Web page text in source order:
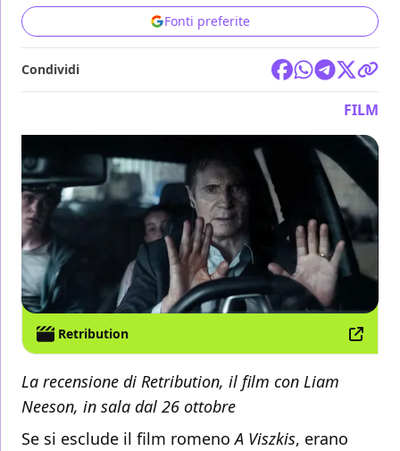
Fonti preferite
Condividi
FILM
Retribution
La recensione di Retribution, il film con Liam
Neeson, in sala dal 26 ottobre
Se si esclude il film romenoA Viszkis, erano